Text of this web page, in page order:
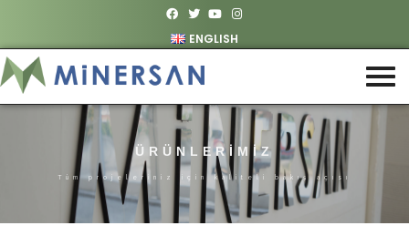
ENGLISH
ÜRÜNLERİMİZ
Tüm projeleriniz için kaliteli bakış açısı